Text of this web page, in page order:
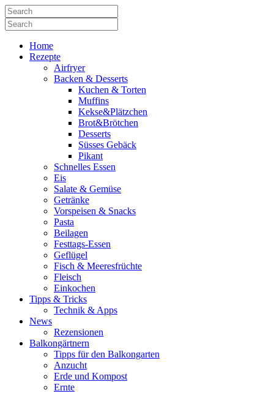
Home
Rezepte
Airfryer
Backen & Desserts
Kuchen & Torten
Muffins
Kekse&Plätzchen
Brot&Brötchen
Desserts
Süsses Gebäck
Pikant
Schnelles Essen
Eis
Salate & Gemüse
Getränke
Vorspeisen & Snacks
Pasta
Beilagen
Festtags-Essen
Geflügel
Fisch & Meeresfrüchte
Fleisch
Einkochen
Tipps & Tricks
Technik & Apps
News
Rezensionen
Balkongärtnern
Tipps für den Balkongarten
Anzucht
Erde und Kompost
Ernte